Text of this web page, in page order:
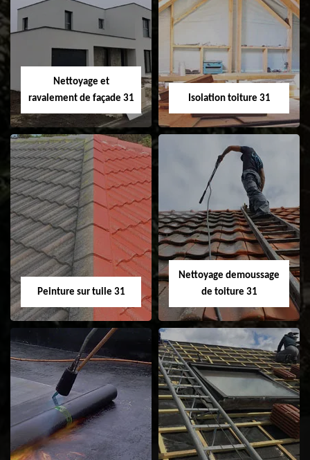
Pose et
changement de
fenêtre de toit et
Velux 31
Nettoyage et pose
Nettoyage et
ravalement de façade 31
Nettoyage et
ravalement de
façade 31
Isolation toiture 31
Isolation toiture 31
Peinture sur tuile 31
Peinture sur tuile
31
Nettoyage demoussage
de toiture 31
Nettoyage
demoussage de
toiture 31